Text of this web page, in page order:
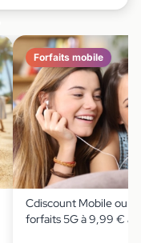
Forfaits mobile
Cdiscount Mobile ou
forfaits 5G à 9,99 € au